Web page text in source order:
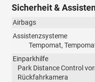
Sicherheit &
Airbags
Assistenzsysteme
Tempomat,
Einparkhilfe
Park Distance Control
Rückfahrkamera